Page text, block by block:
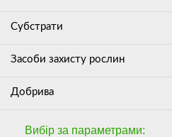
Субстрати
Засоби захисту рослин
Добрива
Вибір за параметрами: